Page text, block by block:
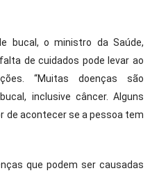
bucal, o ministro da Saúde,
de cuidados pode levar ao
“Muitas doenças são
inclusive câncer. Alguns
de acontecer se a pessoa tem
que podem ser causadas